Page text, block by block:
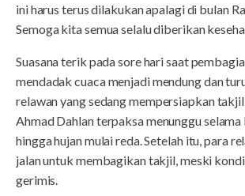
ini harus terus dilakukan apalagi di bulan
Semoga kita semua selalu diberikan
Suasana terik pada sore hari saat
mendadak cuaca menjadi mendung dan
relawan yang sedang mempersiapkan
Ahmad Dahlan terpaksa menunggu
hingga hujan mulai reda. Setelah itu, para
jalan untuk membagikan takjil, meski
gerimis.